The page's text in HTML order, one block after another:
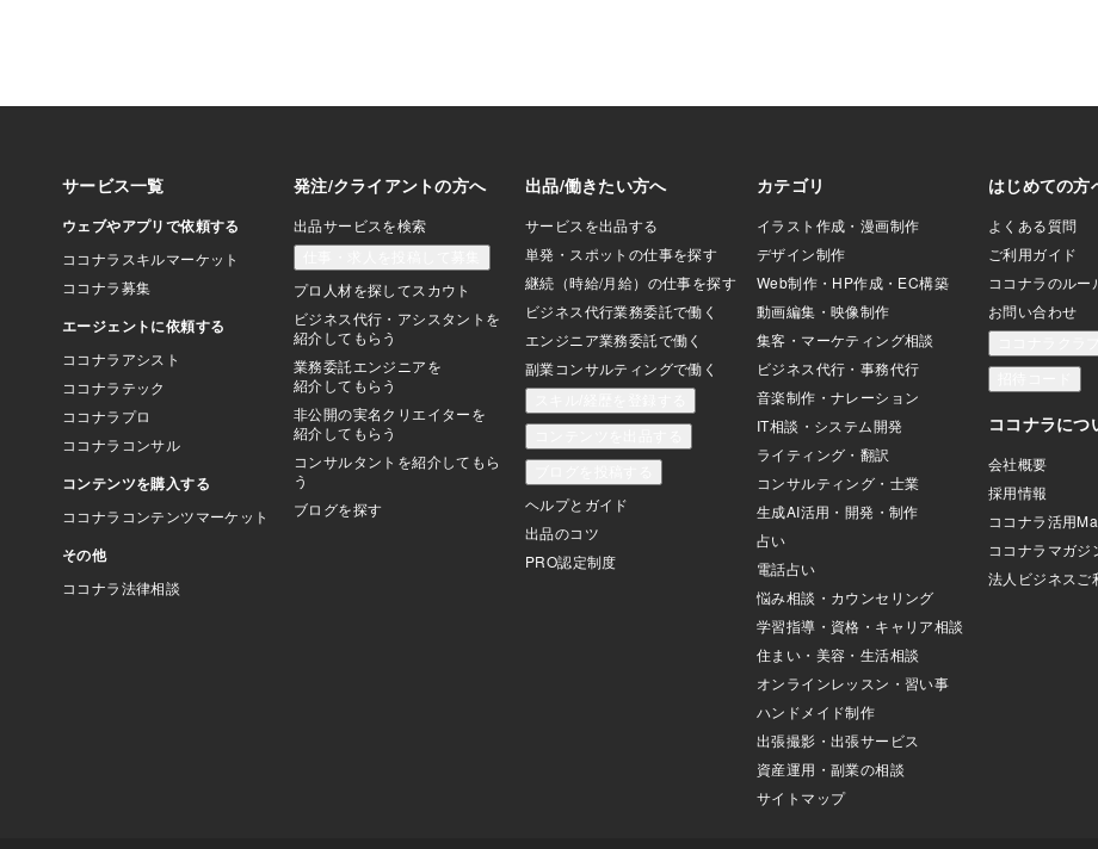
デルによって解析・処理される必要があ
り、計算サイクルを消費します。文字あ
たりのコストは微々たるものですが、1日
に数十億回行われるインタラクション全
体